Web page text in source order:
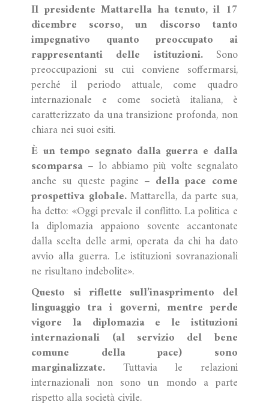
Il presidente Mattarella ha tenuto, il 17
dicembre scorso, un discorso tanto
impegnativo quanto preoccupato ai
rappresentanti delle istituzioni.Sono
preoccupazioni su cui conviene soffermarsi,
perché il periodo attuale, come quadro
internazionale e come società italiana, è
caratterizzato da una transizione profonda, non
chiara nei suoi esiti.
È un tempo segnato dalla guerra e dalla
scomparsa – lo abbiamo più volte segnalato
anche su queste pagine – della pace come
prospettiva globale.Mattarella, da parte sua,
ha detto: «Oggi prevale il conflitto. La politica e
la diplomazia appaiono sovente accantonate
dalla scelta delle armi, operata da chi ha dato
avvio alla guerra. Le istituzioni sovranazionali
ne risultano indebolite».
Questo si riflette sull’inasprimento del
linguaggio tra i governi, mentre perde
vigore la diplomazia e le istituzioni
internazionali (al servizio del bene
comune della pace) sono
marginalizzate. Tuttavia le relazioni
internazionali non sono un mondo a parte
rispetto alla società civile.